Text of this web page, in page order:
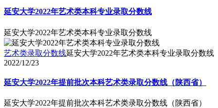
延安大学2022年艺术类本科专业录取分数线
延安大学2022年艺术类本科专业录取分数线
艺术类录取分数线延安大学2022年艺术类本科专业录取分数线
2022/12/23
延安大学2022年提前批次本科艺术类录取分数线（陕西省）
延安大学2022年提前批次本科艺术类录取分数线（陕西省）